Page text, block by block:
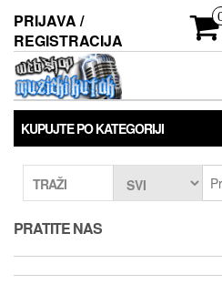
sadržaj
PRIJAVA /
REGISTRACIJA
KUPUJTE PO KATEGORIJI
TRAŽI
PRATITE NAS